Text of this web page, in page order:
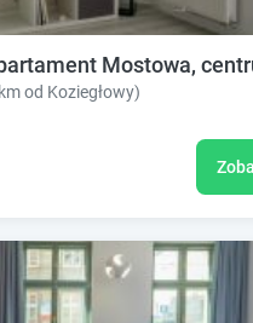
Mostowa,
od Koziegłowy)